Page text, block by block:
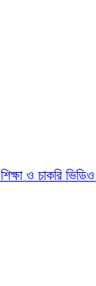
শিক্ষা ও চাকরি ভিডিও